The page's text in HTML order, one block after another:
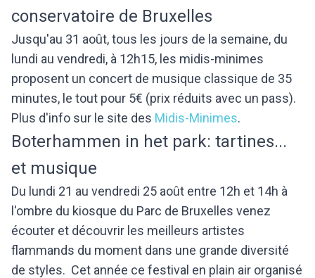
conservatoire de Bruxelles
Jusqu'au 31 août, tous les jours de la semaine, du
lundi au vendredi, à 12h15, les midis-minimes
proposent un concert de musique classique de 35
minutes, le tout pour 5€ (prix réduits avec un pass).
Plus d'info sur le site des Midis-Minimes.
Boterhammen in het park: tartines...
et musique
Du lundi 21 au vendredi 25 août entre 12h et 14h à
l'ombre du kiosque du Parc de Bruxelles venez
écouter et découvrir les meilleurs artistes
flammands du moment dans une grande diversité
de styles. Cet année ce festival en plain air organisé